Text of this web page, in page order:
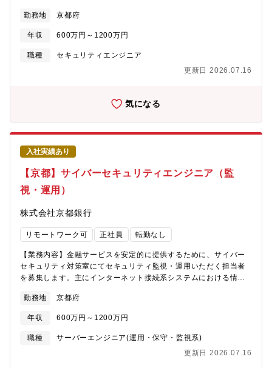
う。 ■新規事業への積極的な取り組みシステム構築に限らず、ビ
的に取り入れ、新たな価値の創出に努めています。
用管理、行内・グループ会社からの相談事項への専門的知見を活
かしたアドバイス、各種DX関連プロジェクトの推進支援、各種監
査や照会対応の支援などをお任せします。【募集部門】 システム
部 【事業の特徴】当行では、「広域型地方銀行」を標榜した広域
県（京都府、大阪府、滋賀県、兵庫県、奈良県）、愛知県、東京
に根ざした活動を展開しております。【事業の強み】・預金、譲
渡性預金…これまでの歴史から、挑戦し続けることにより、全国
の地銀トップ10に入るまで成長しています。・店舗数…2000年以
降、店舗は50ヶ店以上新設し、全国174ヶ所とネットワークを拡
充しています。・連結自己資本比率…国内基準12.56％と、法令に
定められている健全な基準である4％を大きく上回っています。・
格付け…安全性、健全性を示す格付けランクで、株式会社格付投
資情報センターA、スタンダード＆プアーズ社A-と、上位に位置す
る格付けを取得しています。【現在の挑戦】京都府は、都道府県
ラスであると同時に、世界から注目されるベンチャー企業が集ま
る非常に魅力的なエリアです。京都銀行は、そんな魅力的な特徴
を持つエリアでお客様と共に成長し、名だたる京都企業からの良
となっております。当行の一番の強みはリスクに対応し得る強固
な財政基盤であり、銀行に求められる役割が多様に変化する中で
お客様に多様なソリューションをご提案するべく、新たな挑戦を
起こしていきます。2023年10月に京都フィナンシャルグループを
立、さらに他社の買収など、グループストラクチャーの強化を通
【定年】定年60歳 （定年再雇用後、65歳の応答年度末まで勤務
継続可能）銀行＝店舗削減のイメージもあるかと思いますが当行
勤務地 京都府
年収 600万円～1200万円
職種
セキュリティエンジニア
更新日 2026.07.16
気になる
入社実績あり
【京都】サイバーセキュリティエンジニア（監
視・運用）
株式会社京都銀行
リモートワーク可 正社員 転勤なし
【業務内容】金融サービスを安定的に提供するために、サイバー
セキュリティ対策室にてセキュリティ監視・運用いただく担当者
を募集します。主にインターネット接続系システムにおける情報
業務（監視にかかる企画を含みます）・運用、障害対応、各種シ
ステムに対する脆弱性管理・診断などをお任せします。【募集部
門】 システム部 【事業の特徴】当行では、「広域型地方銀行」を
標榜した広域化戦略を推進してきたことにより、店舗ネットワー
愛知県、東京都にまで広がり、各店舗がそれぞれの地域を「地
勤務地 京都府
年収 600万円～1200万円
職種
サーバーエンジニア(運用・保守・監視系)
更新日 2026.07.16